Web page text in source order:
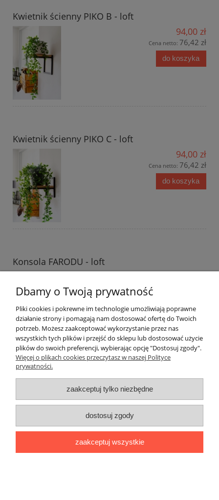
Kwietnik ścienny PIKO B - loft
94,00 zł
Cena netto: 76,42 zł
do koszyka
Kwietnik ścienny PIKO C - loft
94,00 zł
Cena netto: 76,42 zł
do koszyka
Konsola FARODU - loft
Cena netto:
Konsola FARONE - loft
187,00 zł
do koszyka
Dbamy o Twoją prywatność
Pliki cookies i pokrewne im technologie umożliwiają poprawne
działanie strony i pomagają nam dostosować ofertę do Twoich
potrzeb. Możesz zaakceptować wykorzystanie przez nas
wszystkich tych plików i przejść do sklepu lub dostosować użycie
plików do swoich preferencji, wybierając opcję "Dostosuj zgody".
Więcej o plikach cookies przeczytasz w naszej Polityce
prywatności.
zaakceptuj tylko niezbędne
dostosuj zgody
zaakceptuj wszystkie